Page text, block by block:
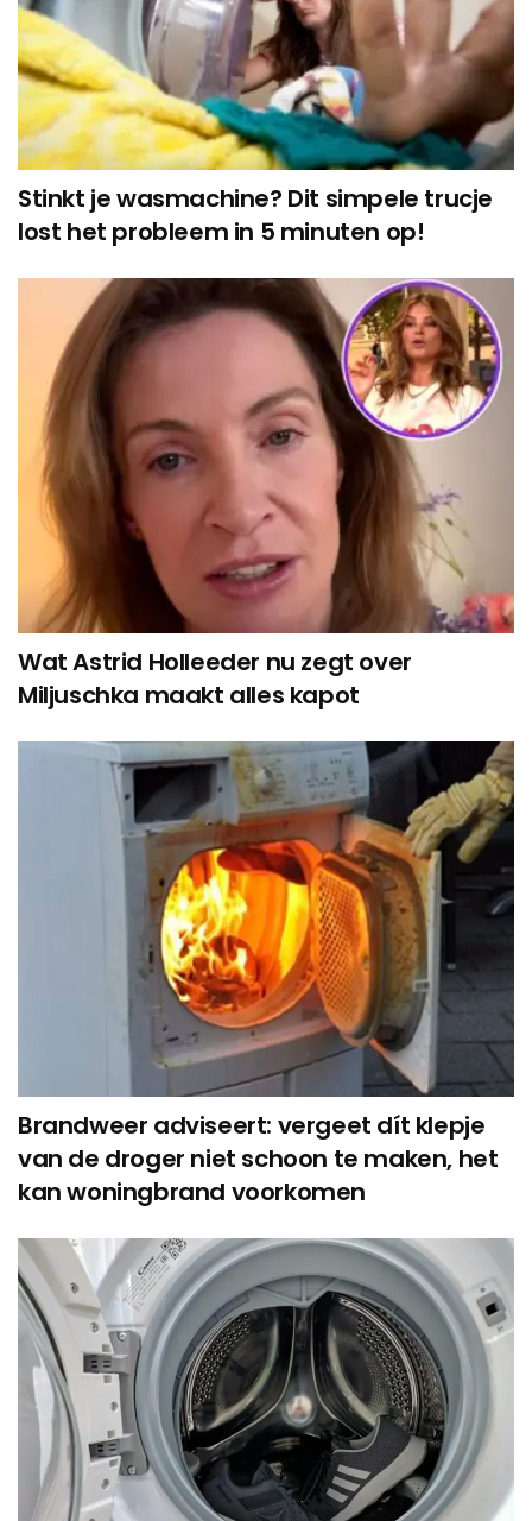
Stinkt je wasmachine? Dit simpele trucje
lost het probleem in 5 minuten op!
Wat Astrid Holleeder nu zegt over
Miljuschka maakt alles kapot
Brandweer adviseert: vergeet dít klepje
van de droger niet schoon te maken, het
kan woningbrand voorkomen